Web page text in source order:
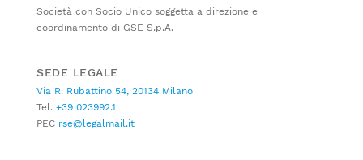
Società con Socio Unico soggetta a direzione e
coordinamento di GSE S.p.A.
SEDE LEGALE
Via R. Rubattino 54, 20134 Milano
Tel. +39 023992.1
PEC rse@legalmail.it